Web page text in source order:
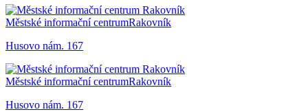
Městské informační centrumRakovník
Husovo nám. 167
Městské informační centrumRakovník
Husovo nám. 167